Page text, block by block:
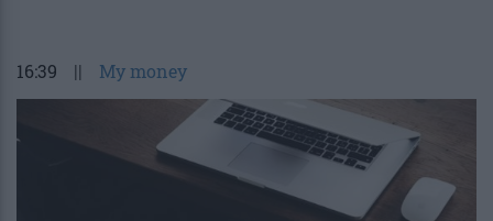
16:39 || My money